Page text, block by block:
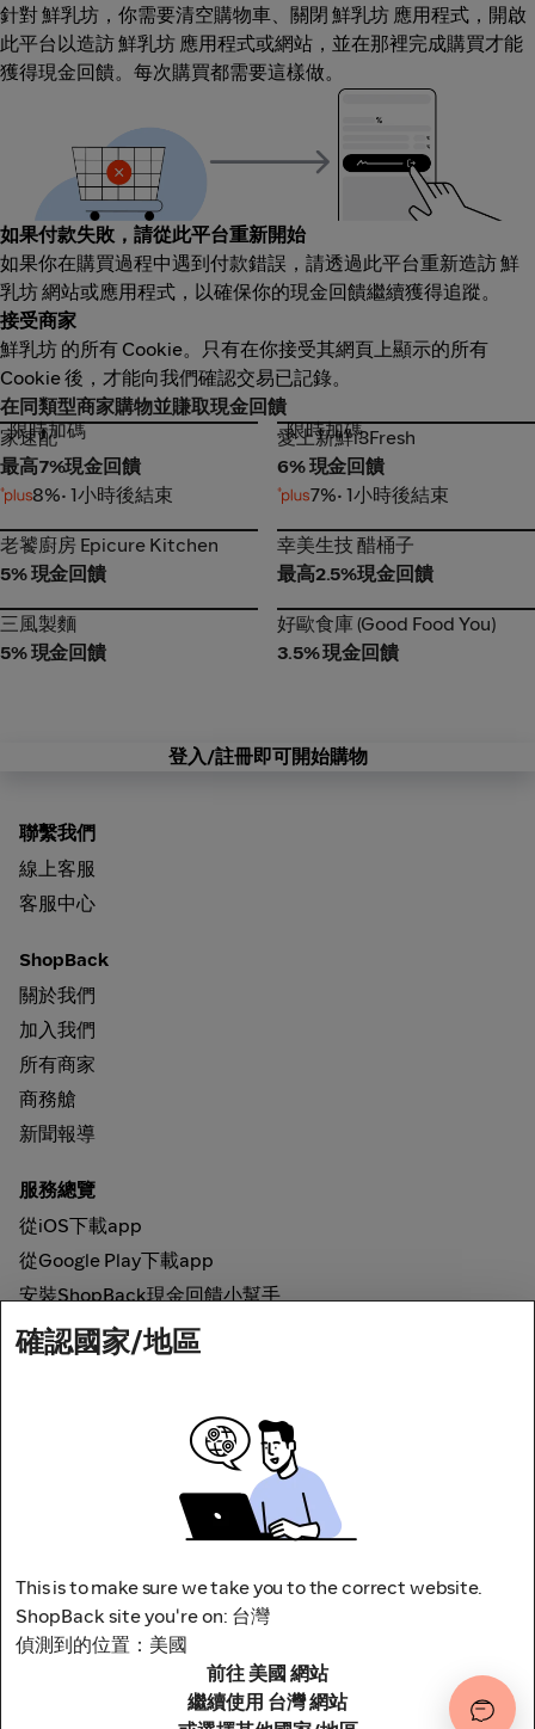
針對 鮮乳坊，你需要清空購物車、關閉 鮮乳坊 應用程式，開啟
此平台以造訪 鮮乳坊 應用程式或網站，並在那裡完成購買才能
獲得現金回饋。每次購買都需要這樣做。
如果付款失敗，請從此平台重新開始
如果你在購買過程中遇到付款錯誤，請透過此平台重新造訪 鮮
乳坊 網站或應用程式，以確保你的現金回饋繼續獲得追蹤。
接受商家
鮮乳坊 的所有 Cookie。只有在你接受其網頁上顯示的所有
Cookie 後，才能向我們確認交易已記錄。
在同類型商家購物並賺取現金回饋
家速配
限時加碼
家速配
最高7%現金回饋
8%• 1小時後結束
愛上新鮮i3Fresh
限時加碼
愛上新鮮i3Fresh
6% 現金回饋
7%• 1小時後結束
老饕廚房 Epicure Kitchen
老饕廚房 Epicure Kitchen
5% 現金回饋
幸美生技 醋桶子
幸美生技 醋桶子
最高2.5%現金回饋
三風製麵
三風製麵
5% 現金回饋
好歐食庫 (Good Food You)
好歐食庫 (Good Food You)
3.5% 現金回饋
登入/註冊即可開始購物
聯繫我們
線上客服
客服中心
ShopBack
關於我們
加入我們
所有商家
商務艙
新聞報導
服務總覽
從iOS下載app
從Google Play下載app
安裝ShopBack現金回饋小幫手
如何運作
地址：台北市松山區南京東路四段1號8樓
隱私權政策
確認國家/地區
This is to make sure we take you to the correct website.
ShopBack site you're on: 台灣
偵測到的位置：美國
前往 美國 網站
繼續使用 台灣 網站